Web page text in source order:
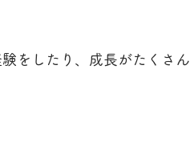
をしたり、成長がたくさん